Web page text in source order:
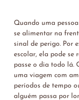
Quando uma
se alimentar na
sinal de perigo. Por
escolar, ela pode se
passe o dia todo lá.
uma viagem com
períodos de tempo
alguém passa por